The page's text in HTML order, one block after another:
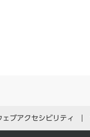
ェブアクセシビリティ